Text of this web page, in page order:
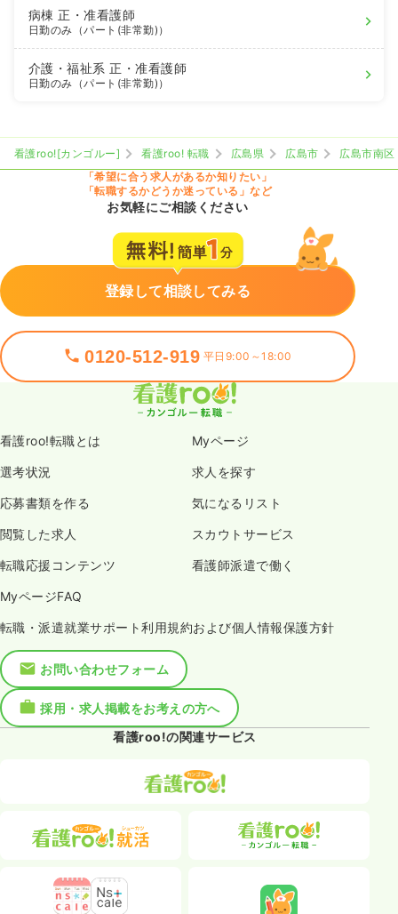
病棟正・准看護師
日勤のみ（パート(非常勤)）
介護・福祉系正・准看護師
日勤のみ（パート(非常勤)）
看護roo![カンゴルー] 看護roo! 転職 広島県 広島市
広島市南区
「希望に合う求人があるか知りたい」
「転職するかどうか迷っている」など
お気軽にご相談ください
登録して相談してみる
0120-512-919 平日9:00～18:00
看護roo!転職とは Myページ
選考状況 求人を探す
応募書類を作る 気になるリスト
閲覧した求人 スカウトサービス
転職応援コンテンツ 看護師派遣で働く
MyページFAQ
転職・派遣就業サポート利用規約および個人情報保護方針
お問い合わせフォーム
採用・求人掲載をお考えの方へ
看護roo!の関連サービス